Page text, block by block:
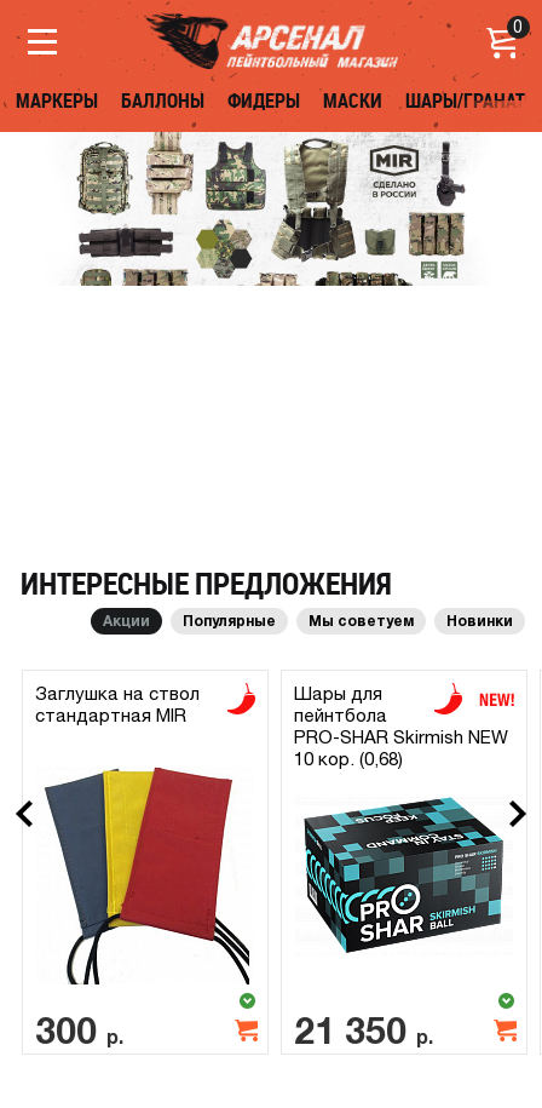
0
МАРКЕРЫ БАЛЛОНЫ ФИДЕРЫ МАСКИ ШАРЫ/ГРАНАТЫ
ИНТЕРЕСНЫЕ ПРЕДЛОЖЕНИЯ
Акции Популярные Мы советуем Новинки
Заглушка на ствол
стандартная MIR
300 р.
Шары для
пейнтбола
PRO-SHAR Skirmish NEW
10 кор. (0,68)
21 350 р.